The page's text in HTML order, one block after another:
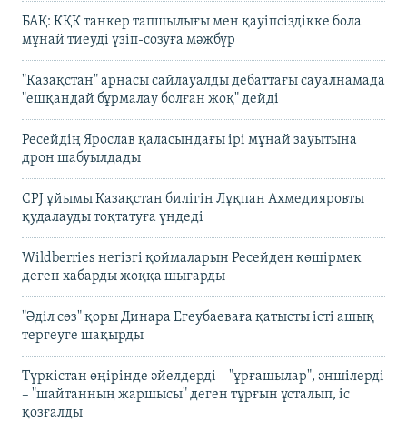
БАҚ: КҚК танкер тапшылығы мен қауіпсіздікке бола
мұнай тиеуді үзіп-созуға мәжбүр
"Қазақстан" арнасы сайлауалды дебаттағы сауалнамада
"ешқандай бұрмалау болған жоқ" дейді
Ресейдің Ярослав қаласындағы ірі мұнай зауытына
дрон шабуылдады
CPJ ұйымы Қазақстан билігін Лұқпан Ахмедияровты
қудалауды тоқтатуға үндеді
Wildberries негізгі қоймаларын Ресейден көшірмек
деген хабарды жоққа шығарды
"Әділ сөз" қоры Динара Егеубаеваға қатысты істі ашық
тергеуге шақырды
Түркістан өңірінде әйелдерді – "ұрғашылар", әншілерді
– "шайтанның жаршысы" деген тұрғын ұсталып, іс
қозғалды